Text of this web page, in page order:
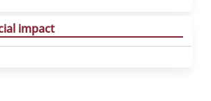
impact